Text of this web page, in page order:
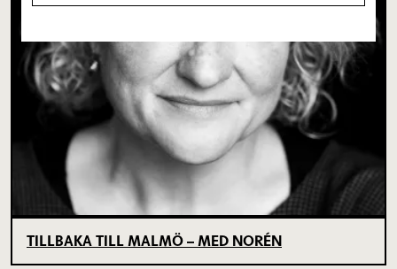
TILLBAKA TILL MALMÖ – MED NORÉN